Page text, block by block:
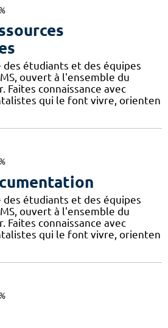
des étudiants et des équipes
ouvert à l'ensemble du
Faites connaissance avec
qui le font vivre, orienten
des étudiants et des équipes
ouvert à l'ensemble du
Faites connaissance avec
qui le font vivre, orienten